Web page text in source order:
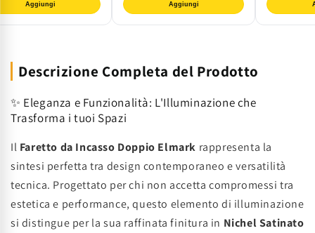
Aggiungi Aggiungi
Descrizione Completa del Prodotto
✨ Eleganza e Funzionalità: L'Illuminazione che
Trasforma i tuoi Spazi
Il Faretto da Incasso Doppio Elmark rappresenta la
sintesi perfetta tra design contemporaneo e versatilità
tecnica. Progettato per chi non accetta compromessi tra
estetica e performance, questo elemento di illuminazione
si distingue per la sua raffinata finitura in Nichel Satinato